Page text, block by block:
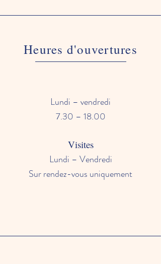
Heures d'ouvertures
Lundi – vendredi
7.30 – 18.00
Visites
Lundi – Vendredi
Sur rendez-vous uniquement